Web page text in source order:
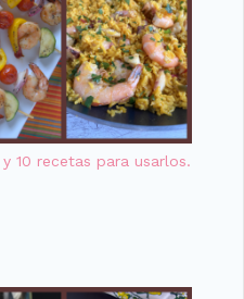
10 recetas para usarlos.